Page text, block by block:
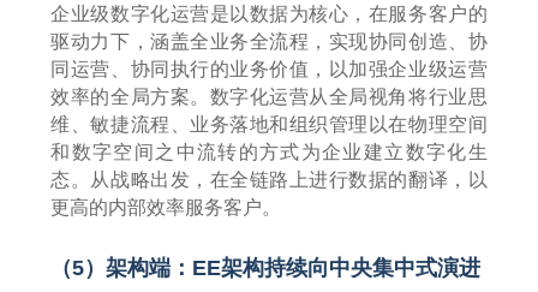
企业级数字化运营是以数据为核心，在服务客户的
驱动力下，涵盖全业务全流程，实现协同创造、协
同运营、协同执行的业务价值，以加强企业级运营
效率的全局方案。数字化运营从全局视角将行业思
维、敏捷流程、业务落地和组织管理以在物理空间
和数字空间之中流转的方式为企业建立数字化生
态。从战略出发，在全链路上进行数据的翻译，以
更高的内部效率服务客户。
（5）架构端： EE架构持续向中央集中式演进